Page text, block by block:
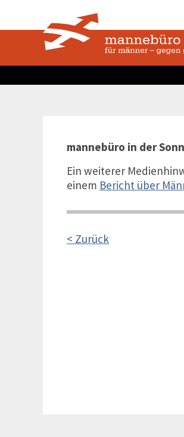
mannebüro in der
Ein weiterer
einem Bericht über
< Zurück